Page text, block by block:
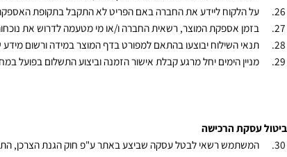
ויתברר לחברה לפי נהליה ומדיניותה כי לא ניתן לספק את
אותו ביצע את ההזמנה המקורית ו/או יבוטלו חיובי האשראי ו/או
הלקוח ליידע את החברה באם הפריט לא התקבל בתקופת האספקה
אספקת המוצר, רשאית החברה ו/או מי מטעמה לדרוש את נוכחות בעל